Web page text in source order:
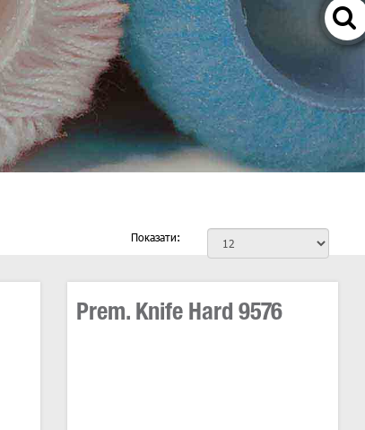
Показати:
Prem. Knife Hard 9576